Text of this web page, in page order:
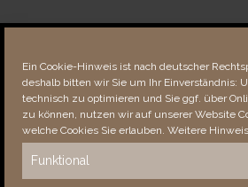
Ein Cookie-Hinweis ist nach deutscher
deshalb bitten wir Sie um Ihr Einverständnis:
technisch zu optimieren und Sie ggf. über
zu können, nutzen wir auf unserer Website
welche Cookies Sie erlauben. Weitere
Funktional
Über dieses Portal
Fehler bemerkt?
Besucher seit 08/​2021